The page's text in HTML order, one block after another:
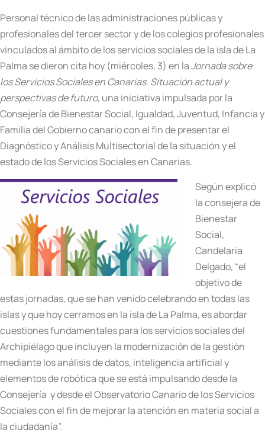
Personal técnico de las administraciones públicas y
profesionales del tercer sector y de los colegios profesionales
vinculados al ámbito de los servicios sociales de la isla de La
Palma se dieron cita hoy (miércoles, 3) en laJornada sobre
los Servicios Sociales en Canarias. Situación actual y
perspectivas de futuro, una iniciativa impulsada por la
Consejería de Bienestar Social, Igualdad, Juventud, Infancia y
Familia del Gobierno canario con el fin de presentar el
Diagnóstico y Análisis Multisectorial de la situación y el
estado de los Servicios Sociales en Canarias.
Según explicó
la consejera de
Bienestar
Social,
Candelaria
Delgado, “el
objetivo de
estas jornadas, que se han venido celebrando en todas las
islas y que hoy cerramos en la isla de La Palma, es abordar
cuestiones fundamentales para los servicios sociales del
Archipiélago que incluyen la modernización de la gestión
mediante los análisis de datos, inteligencia artificial y
elementos de robótica que se está impulsando desde la
Consejería y desde el Observatorio Canario de los Servicios
Sociales con el fin de mejorar la atención en materia social a
la ciudadanía”.